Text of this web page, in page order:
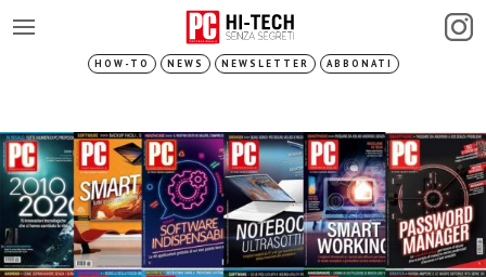
HOW-TO NEWS NEWSLETTER ABBONATI